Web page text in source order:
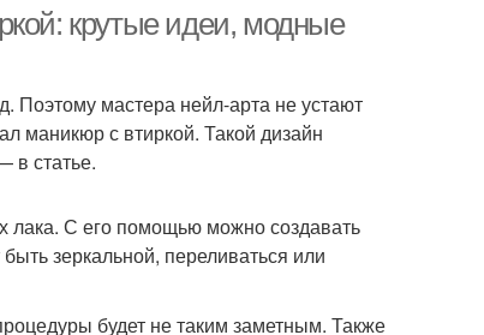
крутые идеи, модные
Поэтому мастера нейл-арта не устают
маникюр с втиркой. Такой дизайн
в статье.
лака. С его помощью можно создавать
зеркальной, переливаться или
будет не таким заметным. Также